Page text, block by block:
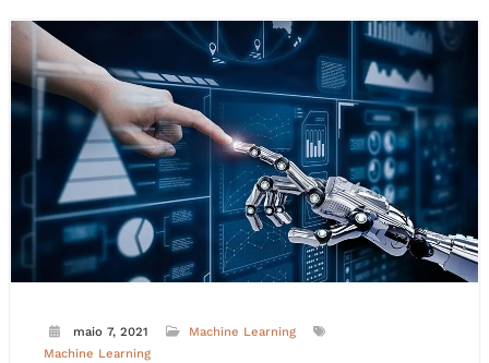
maio 7, 2021
Machine Learning
Machine Learning